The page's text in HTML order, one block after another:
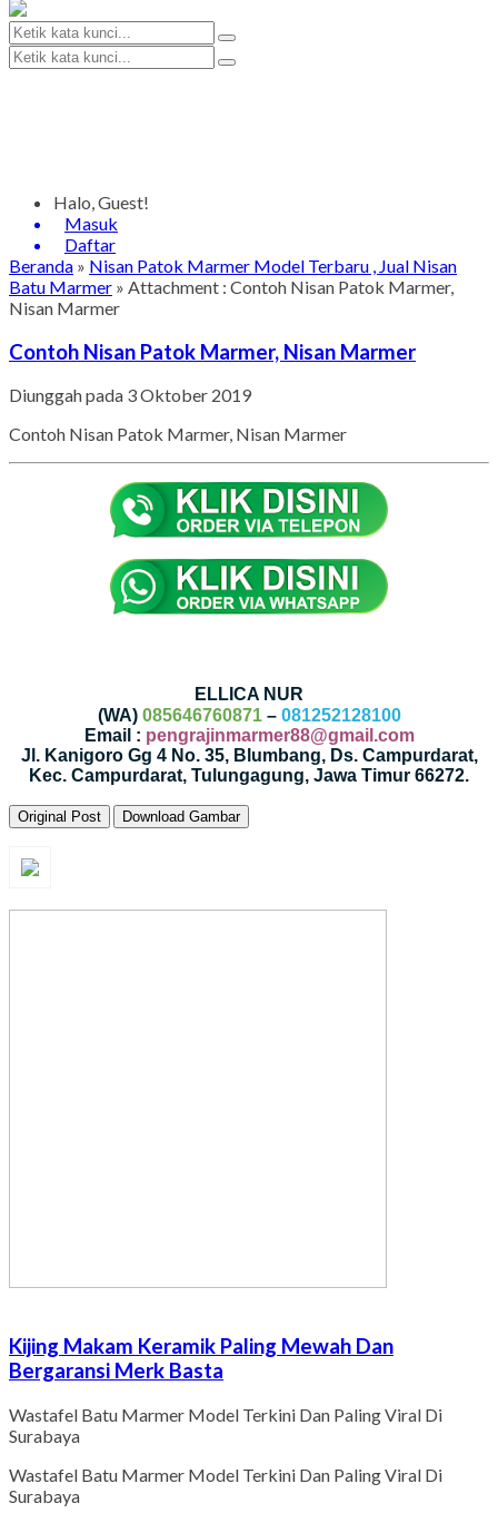
Halo, Guest!
Masuk
Daftar
Beranda » Nisan Patok Marmer Model Terbaru , Jual Nisan
Batu Marmer » Attachment : Contoh Nisan Patok Marmer,
Nisan Marmer
Contoh Nisan Patok Marmer, Nisan Marmer
Diunggah pada 3 Oktober 2019
Contoh Nisan Patok Marmer, Nisan Marmer
ELLICA NUR
(WA) 085646760871– 081252128100
Email : pengrajinmarmer88@gmail.com
Jl. Kanigoro Gg 4 No. 35, Blumbang, Ds. Campurdarat,
Kec. Campurdarat, Tulungagung, Jawa Timur 66272.
Original Post Download Gambar
Kijing Makam Keramik Paling Mewah Dan
Bergaransi Merk Basta
Wastafel Batu Marmer Model Terkini Dan Paling Viral Di
Surabaya
Wastafel Batu Marmer Model Terkini Dan Paling Viral Di
Surabaya